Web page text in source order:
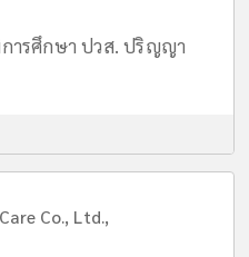
ารศึกษา ปวส. ปริญญา
Co., Ltd.,